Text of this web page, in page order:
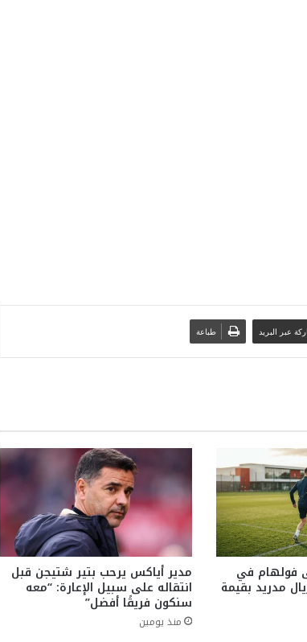
عبر البريد طباعة
فولهام في
مدريد بقيمة
مدير أياكس يرحب بتير شتيجن قبل
انتقاله على سبيل الإعارة: “معه
سنكون فريقًا أفضل”
منذ يومين